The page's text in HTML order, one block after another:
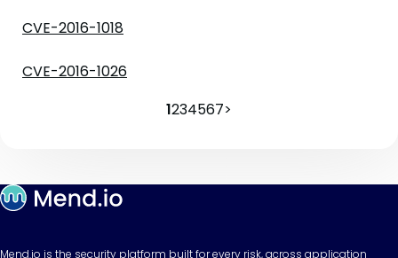
CVE-2016-1018
CVE-2016-1026
1234567>
Mend.io is the security platform built for every risk, across application